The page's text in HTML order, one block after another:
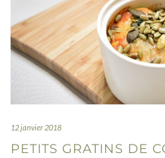
12 janvier 2018
PETITS GRATINS DE